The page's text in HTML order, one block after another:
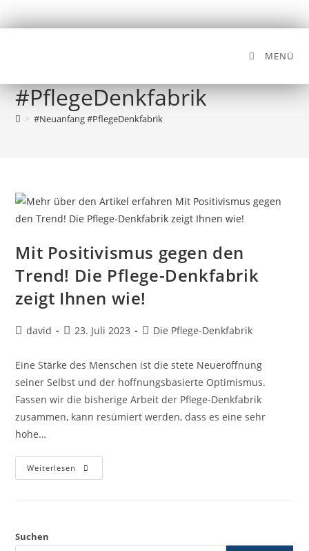
MENÜ
#PflegeDenkfabrik
> #Neuanfang #PflegeDenkfabrik
Mit Positivismus gegen den
Trend! Die Pflege-Denkfabrik
zeigt Ihnen wie!
david 23. Juli 2023 Die Pflege-Denkfabrik
Eine Stärke des Menschen ist die stete Neueröffnung
seiner Selbst und der hoffnungsbasierte Optimismus.
Fassen wir die bisherige Arbeit der Pflege-Denkfabrik
zusammen, kann resümiert werden, dass es eine sehr
hohe…
Weiterlesen
Suchen